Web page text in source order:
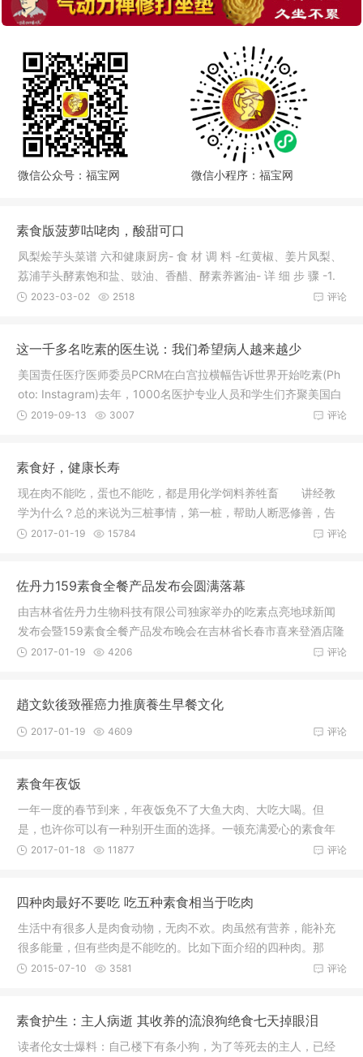
微信公众号：福宝网 微信小程序：福宝网
素食版菠萝咕咾肉，酸甜可口
凤梨烩芋头菜谱 六和健康厨房- 食 材 调 料 -红黄椒、姜片凤梨、
荔浦芋头酵素饱和盐、豉油、香醋、酵素养酱油- 详 细 步 骤 -1.
评论
2023-03-02 2518
这一千多名吃素的医生说：我们希望病人越来越少
美国责任医疗医师委员PCRM在白宫拉横幅告诉世界开始吃素(Ph
oto: Instagram)去年，1000名医护专业人员和学生们齐聚美国白
宫前，挥
评论
2019-09-13 3007
素食好，健康长寿
现在肉不能吃，蛋也不能吃，都是用化学饲料养牲畜 讲经教
学为什么？总的来说为三桩事情，第一桩，帮助人断恶修善，告
诉众生什
评论
2017-01-19 15784
佐丹力159素食全餐产品发布会圆满落幕
由吉林省佐丹力生物科技有限公司独家举办的吃素点亮地球新闻
发布会暨159素食全餐产品发布晚会在吉林省长春市喜来登酒店隆
重举行，
评论
2017-01-19 4206
趙文欽後致罹癌力推廣養生早餐文化
评论
2017-01-19 4609
素食年夜饭
一年一度的春节到来，年夜饭免不了大鱼大肉、大吃大喝。但
是，也许你可以有一种别开生面的选择。一顿充满爱心的素食年
夜饭，也会
评论
2017-01-18 11877
四种肉最好不要吃 吃五种素食相当于吃肉
生活中有很多人是肉食动物，无肉不欢。肉虽然有营养，能补充
很多能量，但有些肉是不能吃的。比如下面介绍的四种肉。那
么，不能吃
评论
2015-07-10 3581
素食护生：主人病逝 其收养的流浪狗绝食七天掉眼泪
读者伦女士爆料：自己楼下有条小狗，为了等死去的主人，已经